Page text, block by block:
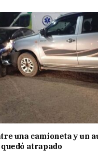
una camioneta y un
atrapado